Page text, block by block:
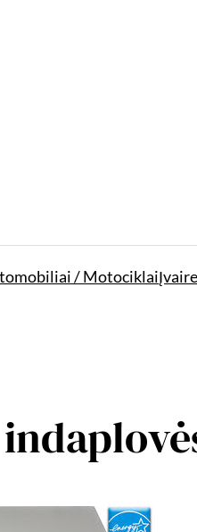
/ Motociklai